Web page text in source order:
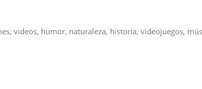
videos, humor, naturaleza, historia, videojuegos,